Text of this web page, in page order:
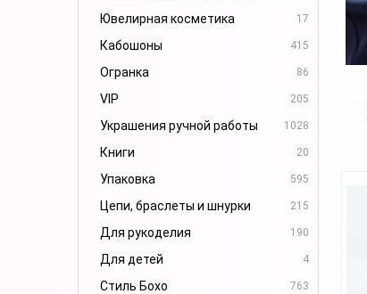
Ювелирная косметика 17
Кабошоны 415
Огранка 86
VIP 205
Украшения ручной работы 1028
Книги 20
Упаковка 595
Цепи, браслеты и шнурки 215
Для рукоделия 190
Для детей 4
Стиль Бохо 763